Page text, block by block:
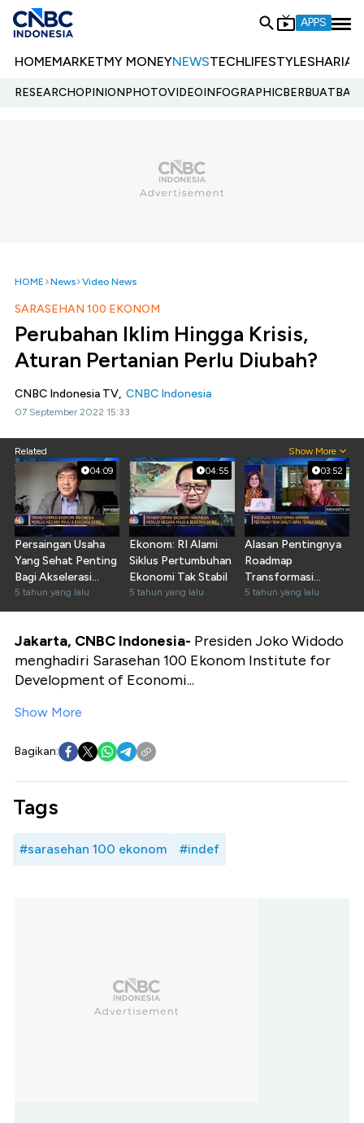
APPS
HOMEMARKETMY MONEYNEWSTECHLIFESTYLESHARIA
RESEARCHOPINIONPHOTOVIDEOINFOGRAPHIC
HOME News Video News
SARASEHAN 100 EKONOM
Perubahan Iklim Hingga Krisis,
Aturan Pertanian Perlu Diubah?
CNBC Indonesia TV, CNBC Indonesia
07 September 2022 15:33
Related Show More
04:09
Persaingan Usaha
Yang Sehat Penting
Bagi Akselerasi
Ekonomi
5 tahun yang lalu
04:55
Ekonom: RI Alami
Siklus Pertumbuhan
Ekonomi Tak Stabil
5 tahun yang lalu
03:52
Alasan Pentingnya
Roadmap
Transformasi
Ekonomi
Pascapandemi
5 tahun yang lalu
Jakarta, CNBC Indonesia- Presiden Joko Widodo
menghadiri Sarasehan 100 Ekonom Institute for
Development of Economi...
Show More
Bagikan:
Tags
#sarasehan 100 ekonom #indef